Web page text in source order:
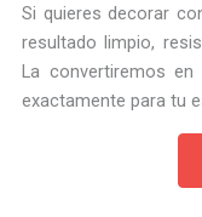
Si quieres decorar
resultado limpio,
La convertiremos
exactamente para tu